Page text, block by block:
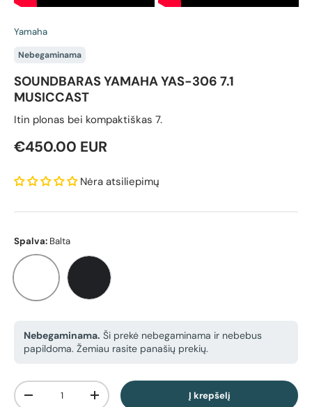
Yamaha
Nebegaminama
SOUNDBARAS YAMAHA YAS-306 7.1
MUSICCAST
Itin plonas bei kompaktiškas 7.
Reguliari kaina
€450.00 EUR
Nėra atsiliepimų
Spalva: Balta
Balta Juoda
Nebegaminama. Ši prekė nebegaminama ir nebebus
papildoma. Žemiau rasite panašių prekių.
Kiekis
Sumažinti kiekįPadidinti kiekį Į krepšelį